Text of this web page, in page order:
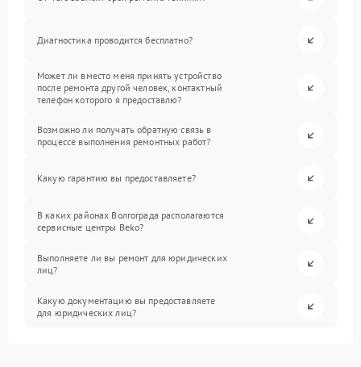
Диагностика проводится бесплатно?
Может ли вместо меня принять устройство
после ремонта другой человек, контактный
телефон которого я предоставлю?
Возможно ли получать обратную связь в
процессе выполнения ремонтных работ?
Какую гарантию вы предоставляете?
В каких районах Волгограда располагаются
сервисные центры Beko?
Выполняете ли вы ремонт для юридических
лиц?
Какую документацию вы предоставляете
для юридических лиц?